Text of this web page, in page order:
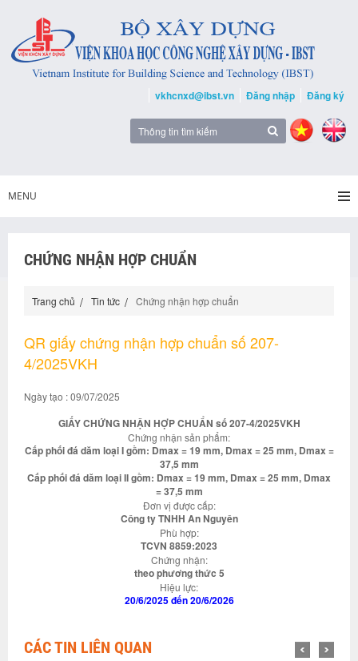
vkhcnxd@ibst.vn Đăng nhập Đăng ký
MENU
CHỨNG NHẬN HỢP CHUẨN
Trang chủ Tin tức Chứng nhận hợp chuẩn
QR giấy chứng nhận hợp chuẩn số 207-
4/2025VKH
Ngày tạo : 09/07/2025
GIẤY CHỨNG NHẬN HỢP CHUẨN số 207-4/2025VKH
Chứng nhận sản phẩm:
Cấp phối đá dăm loại I gồm: Dmax = 19 mm, Dmax = 25 mm, Dmax =
37,5 mm
Cấp phối đá dăm loại II gồm: Dmax = 19 mm, Dmax = 25 mm, Dmax
= 37,5 mm
Đơn vị được cấp:
Công ty TNHH An Nguyên
Phù hợp:
TCVN 8859:2023
Chứng nhận:
theo phương thức 5
Hiệu lực:
20/6/2025 đến 20/6/2026
CÁC TIN LIÊN QUAN